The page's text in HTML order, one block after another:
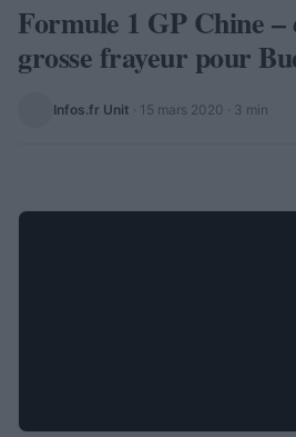
Formule 1 GP Chine –
grosse frayeur pour
Infos.fr Unit · 15 mars 2020 · 3 min